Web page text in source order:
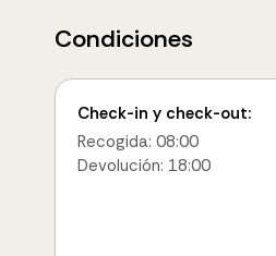
Condiciones
Check-in y check-out:
Recogida: 08:00
Devolución: 18:00